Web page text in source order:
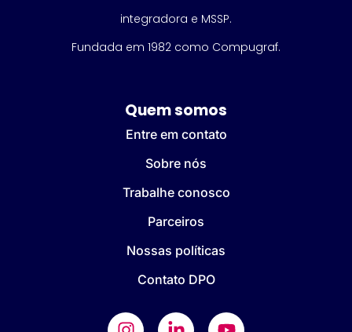
integradora e MSSP.
Fundada em 1982 como Compugraf.
Quem somos
Entre em contato
Sobre nós
Trabalhe conosco
Parceiros
Nossas políticas
Contato DPO